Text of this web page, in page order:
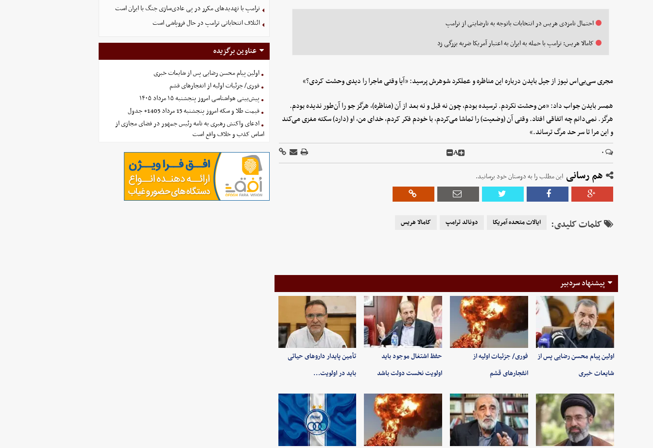
احتمال نامزدی هریس در انتخابات باتوجه به نارضایتی از ترامپ
کامالا هریس: ترامپ با حمله به ایران به اعتبار آمریکا ضربه بزرگی زد
مجری سی‌بی‌اس نیوز از جیل بایدن درباره این مناظره و عملکرد شوهرش پرسید: «آیا وقتی ماجرا را دیدی وحشت کردی؟»
همسر بایدن جواب داد: «من وحشت نکردم. ترسیده بودم، چون نه قبل و نه بعد از آن (مناظره)، هرگز جو را آن‌طور ندیده بودم.
هرگز. نمی‌دانم چه اتفاقی افتاد. وقتی آن (وضعیت) را تماشا می‌کردم، با خودم فکر کردم، خدای من، او (دارد) سکته مغزی می‌کند
و این مرا تا سر حد مرگ ترساند.»
۰ A
هم رسانی این مطلب را به دوستان خود برسانید.
کلمات کلیدی: ایالات متحده آمریکا دونالد ترامپ کامالا هریس
پیشنهاد سردبیر
اولین پیام محسن رضایی پس از
شایعات خبری
فوری/ جزئیات اولیه از
انفجارهای قشم
حفظ اشتغال موجود باید
اولویت نخست دولت باشد
تأمین پایدار داروهای حیاتی
باید در اولویت…
ترامپ با تهدیدهای مکرر در پی عادی‌سازی جنگ با ایران است
ائتلاف انتخاباتی ترامپ در حال فروپاشی است
عناوین برگزیده
اولین پیام محسن رضایی پس از شایعات خبری
فوری/ جزئیات اولیه از انفجارهای قشم
پیش‌بینی هواشناسی امروز پنجشنبه ۱۵ مرداد ۱۴۰۵
قیمت طلا و سکه امروز پنجشنبه 15 مرداد 1405+ جدول
ادعای واکنش رهبری به نامه رئیس جمهور در فضای مجازی از
اساس کذب و خلاف واقع است